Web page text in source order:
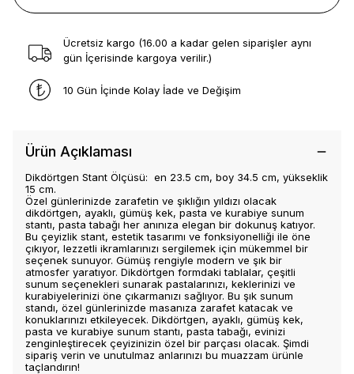
Ücretsiz kargo (16.00 a kadar gelen siparişler aynı
gün İçerisinde kargoya verilir.)
10 Gün İçinde Kolay İade ve Değişim
Ürün Açıklaması
Dikdörtgen Stant Ölçüsü: en 23.5 cm, boy 34.5 cm, yükseklik
15 cm.
Özel günlerinizde zarafetin ve şıklığın yıldızı olacak
dikdörtgen, ayaklı, gümüş kek, pasta ve kurabiye sunum
stantı, pasta tabağı her anınıza elegan bir dokunuş katıyor.
Bu çeyizlik stant, estetik tasarımı ve fonksiyonelliği ile öne
çıkıyor, lezzetli ikramlarınızı sergilemek için mükemmel bir
seçenek sunuyor. Gümüş rengiyle modern ve şık bir
atmosfer yaratıyor. Dikdörtgen formdaki tablalar, çeşitli
sunum seçenekleri sunarak pastalarınızı, keklerinizi ve
kurabiyelerinizi öne çıkarmanızı sağlıyor. Bu şık sunum
standı, özel günlerinizde masanıza zarafet katacak ve
konuklarınızı etkileyecek. Dikdörtgen, ayaklı, gümüş kek,
pasta ve kurabiye sunum stantı, pasta tabağı, evinizi
zenginleştirecek çeyizinizin özel bir parçası olacak. Şimdi
sipariş verin ve unutulmaz anlarınızı bu muazzam ürünle
taçlandırın!